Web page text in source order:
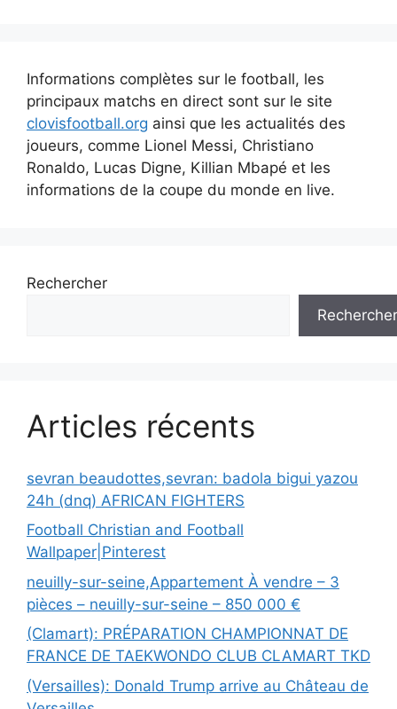
Informations complètes sur le football, les
principaux matchs en direct sont sur le site
clovisfootball.org ainsi que les actualités des
joueurs, comme Lionel Messi, Christiano
Ronaldo, Lucas Digne, Killian Mbapé et les
informations de la coupe du monde en live.
Rechercher
Rechercher
Articles récents
sevran beaudottes,sevran: badola bigui yazou
24h (dnq) AFRICAN FIGHTERS
Football Christian and Football
Wallpaper|Pinterest
neuilly-sur-seine,Appartement À vendre – 3
pièces – neuilly-sur-seine – 850 000 €
(Clamart): PRÉPARATION CHAMPIONNAT DE
FRANCE DE TAEKWONDO CLUB CLAMART TKD
(Versailles): Donald Trump arrive au Château de